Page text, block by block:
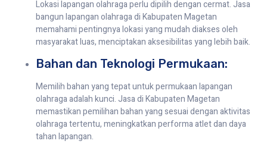
Lokasi lapangan olahraga perlu dipilih dengan cermat. Jasa
bangun lapangan olahraga di Kabupaten Magetan
memahami pentingnya lokasi yang mudah diakses oleh
masyarakat luas, menciptakan aksesibilitas yang lebih baik.
Bahan dan Teknologi Permukaan:
Memilih bahan yang tepat untuk permukaan lapangan
olahraga adalah kunci. Jasa di Kabupaten Magetan
memastikan pemilihan bahan yang sesuai dengan aktivitas
olahraga tertentu, meningkatkan performa atlet dan daya
tahan lapangan.